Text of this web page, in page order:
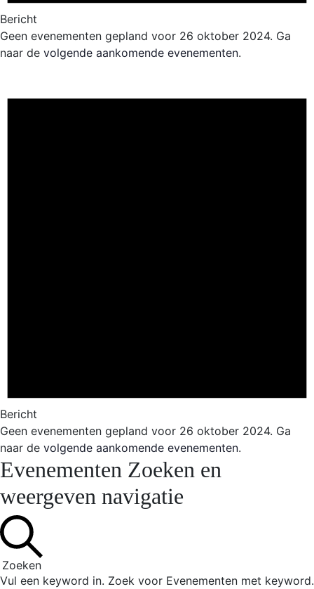
Bericht
Geen evenementen gepland voor 26 oktober 2024. Ga
naar de volgende aankomende evenementen.
Bericht
Geen evenementen gepland voor 26 oktober 2024. Ga
naar de volgende aankomende evenementen.
Evenementen Zoeken en
weergeven navigatie
Zoeken
Vul een keyword in. Zoek voor Evenementen met keyword.